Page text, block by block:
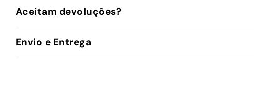
Aceitam devoluções?
Envio e Entrega